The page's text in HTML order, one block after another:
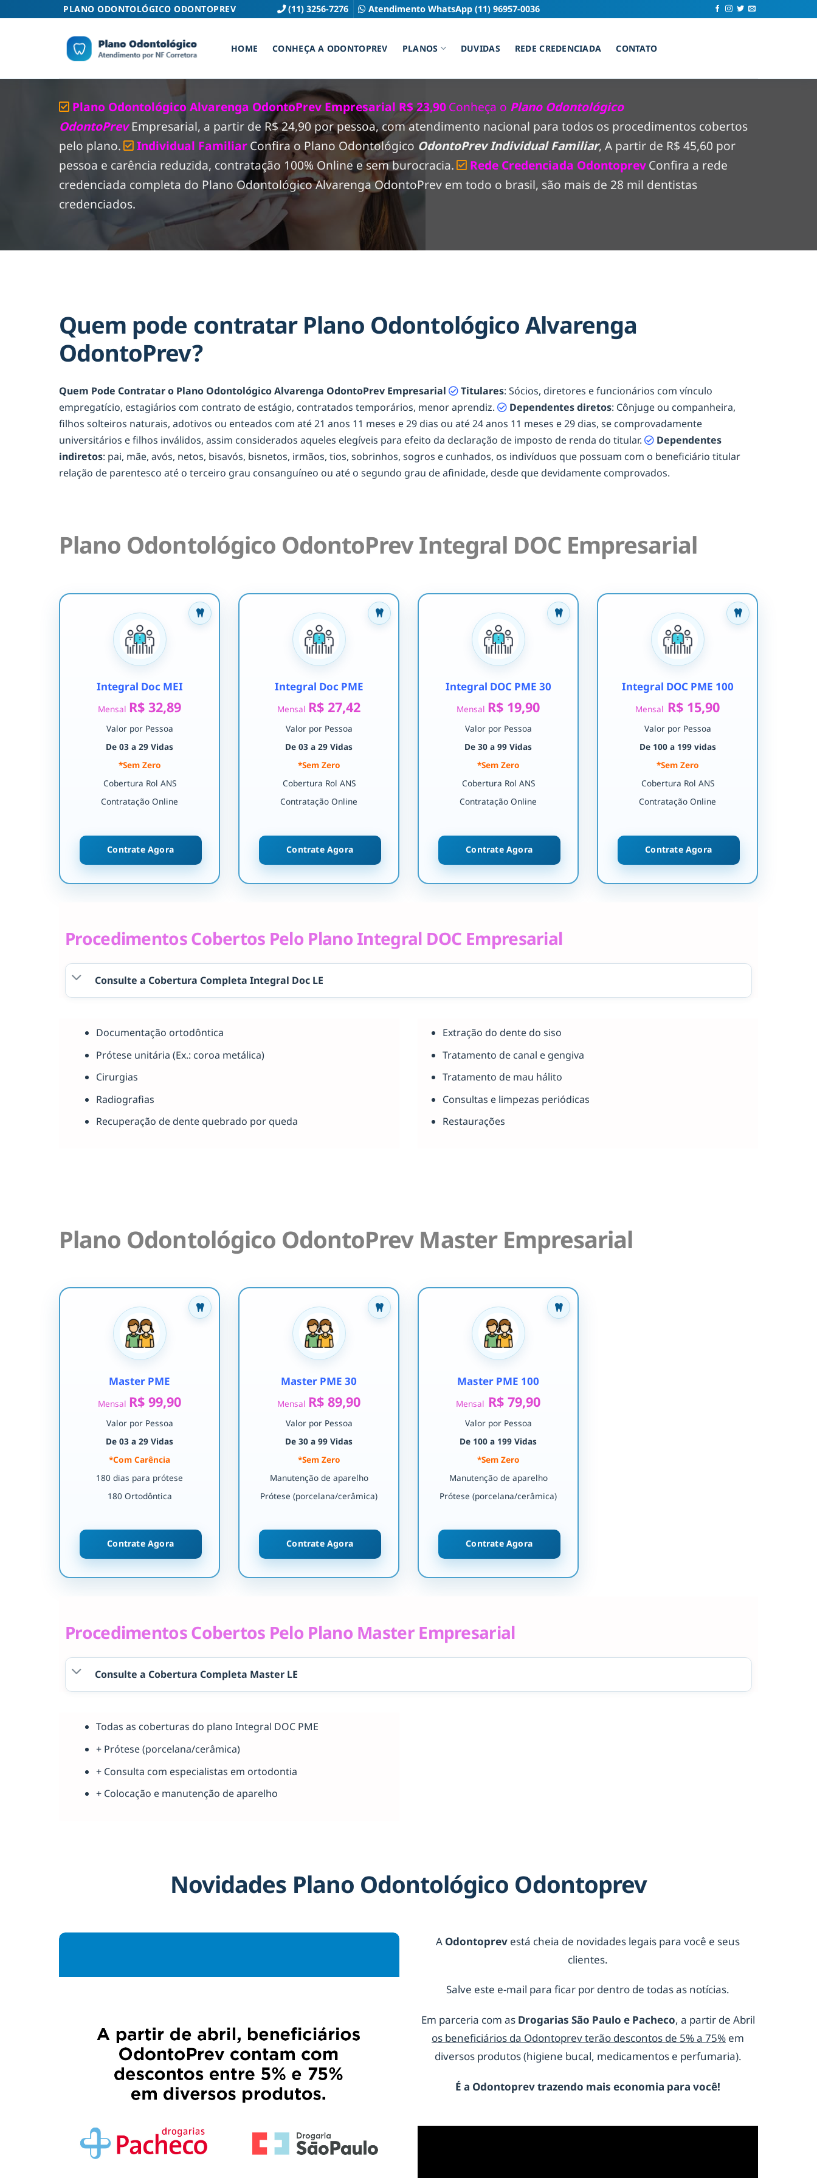
PLANO ODONTOLÓGICO ODONTOPREV (11) 3256-7276 Atendimento WhatsApp (11) 96957-0036
HOME CONHEÇA A ODONTOPREV PLANOS DUVIDAS REDE CREDENCIADA CONTATO
Plano Odontológico Alvarenga OdontoPrev Empresarial R$ 23,90Conheça o Plano Odontológico
OdontoPrev Empresarial, a partir de R$ 24,90 por pessoa, com atendimento nacional para todos os procedimentos cobertos
pelo plano.
Individual FamiliarConfira o Plano Odontológico OdontoPrev Individual Familiar, A partir de R$ 45,60 por
pessoa e carência reduzida, contratação 100% Online e sem burocracia.
Rede Credenciada OdontoprevConfira a rede
credenciada completa do Plano Odontológico Alvarenga OdontoPrev em todo o brasil, são mais de 28 mil dentistas
credenciados.
Quem pode contratar Plano Odontológico Alvarenga
OdontoPrev?
Quem Pode Contratar o Plano Odontológico Alvarenga OdontoPrev Empresarial Titulares: Sócios, diretores e funcionários com vínculo
empregatício, estagiários com contrato de estágio, contratados temporários, menor aprendiz.
Dependentes diretos: Cônjuge ou companheira,
filhos solteiros naturais, adotivos ou enteados com até 21 anos 11 meses e 29 dias ou até 24 anos 11 meses e 29 dias, se comprovadamente
universitários e filhos inválidos, assim considerados aqueles elegíveis para efeito da declaração de imposto de renda do titular.
Dependentes
indiretos: pai, mãe, avós, netos, bisavós, bisnetos, irmãos, tios, sobrinhos, sogros e cunhados, os indivíduos que possuam com o beneficiário titular
relação de parentesco até o terceiro grau consanguíneo ou até o segundo grau de afinidade, desde que devidamente comprovados.
Plano Odontológico OdontoPrev Integral DOC Empresarial
Integral Doc MEI
Mensal R$ 32,89
Valor por Pessoa
De 03 a 29 Vidas
*Sem Zero
Cobertura Rol ANS
Contratação Online
Contrate Agora
Integral Doc PME
Mensal R$ 27,42
Valor por Pessoa
De 03 a 29 Vidas
*Sem Zero
Cobertura Rol ANS
Contratação Online
Contrate Agora
Integral DOC PME 30
Mensal R$ 19,90
Valor por Pessoa
De 30 a 99 Vidas
*Sem Zero
Cobertura Rol ANS
Contratação Online
Contrate Agora
Integral DOC PME 100
Mensal R$ 15,90
Valor por Pessoa
De 100 a 199 vidas
*Sem Zero
Cobertura Rol ANS
Contratação Online
Contrate Agora
Procedimentos Cobertos Pelo Plano Integral DOC Empresarial
Consulte a Cobertura Completa Integral Doc LE
Documentação ortodôntica
Prótese unitária (Ex.: coroa metálica)
Cirurgias
Radiografias
Recuperação de dente quebrado por queda
Extração do dente do siso
Tratamento de canal e gengiva
Tratamento de mau hálito
Consultas e limpezas periódicas
Restaurações
Plano Odontológico OdontoPrev Master Empresarial
Master PME
Mensal R$ 99,90
Valor por Pessoa
De 03 a 29 Vidas
*Com Carência
180 dias para prótese
180 Ortodôntica
Contrate Agora
Master PME 30
Mensal R$ 89,90
Valor por Pessoa
De 30 a 99 Vidas
*Sem Zero
Manutenção de aparelho
Prótese (porcelana/cerâmica)
Contrate Agora
Master PME 100
Mensal R$ 79,90
Valor por Pessoa
De 100 a 199 Vidas
*Sem Zero
Manutenção de aparelho
Prótese (porcelana/cerâmica)
Contrate Agora
Procedimentos Cobertos Pelo Plano Master Empresarial
Consulte a Cobertura Completa Master LE
Todas as coberturas do plano Integral DOC PME
+ Prótese (porcelana/cerâmica)
+ Consulta com especialistas em ortodontia
+ Colocação e manutenção de aparelho
Novidades Plano Odontológico Odontoprev
A Odontoprev está cheia de novidades legais para você e seus
clientes.
Salve este e-mail para ficar por dentro de todas as notícias.
Em parceria com as Drogarias São Paulo e Pacheco, a partir de Abril
os beneficiários da Odontoprev terão descontos de 5% a 75% em
diversos produtos (higiene bucal, medicamentos e perfumaria).
É a Odontoprevtrazendo mais economia para você!